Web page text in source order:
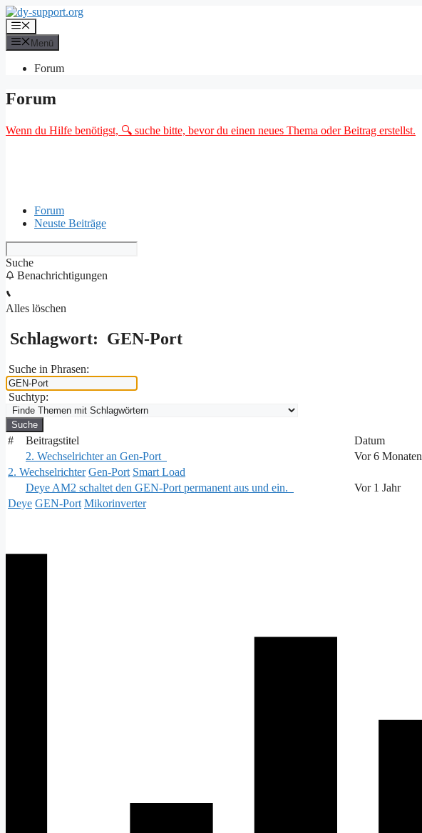
Zum
Inhalt
springen
Menü
Menü
Forum
Forum
Wenn du Hilfe benötigst, 🔍 suche bitte, bevor du einen neues Thema oder Beitrag erstellst.
Forum
Neuste Beiträge
Suche
Benachrichtigungen
Alles löschen
Schlagwort: GEN-Port
Suche in Phrasen:
Suchtyp:
# Beitragstitel Datum
2. Wechselrichter an Gen-Port
Vor 6 Monaten
2. Wechselrichter Gen-Port Smart Load
Deye AM2 schaltet den GEN-Port permanent aus und ein.
Vor 1 Jahr
Deye GEN-Port Mikorinverter